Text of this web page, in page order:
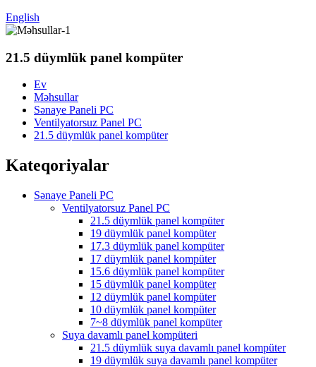
English
21.5 düymlük panel kompüter
Ev
Məhsullar
Sənaye Paneli PC
Ventilyatorsuz Panel PC
21.5 düymlük panel kompüter
Kateqoriyalar
Sənaye Paneli PC
Ventilyatorsuz Panel PC
21.5 düymlük panel kompüter
19 düymlük panel kompüter
17.3 düymlük panel kompüter
17 düymlük panel kompüter
15.6 düymlük panel kompüter
15 düymlük panel kompüter
12 düymlük panel kompüter
10 düymlük panel kompüter
7~8 düymlük panel kompüter
Suya davamlı panel kompüteri
21.5 düymlük suya davamlı panel kompüter
19 düymlük suya davamlı panel kompüter